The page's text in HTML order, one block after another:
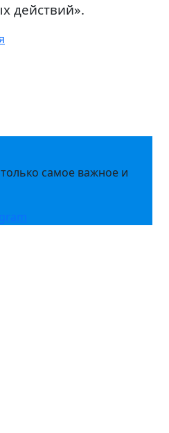
действий».
самое важное и